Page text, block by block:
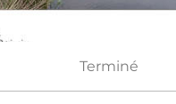
Terminé